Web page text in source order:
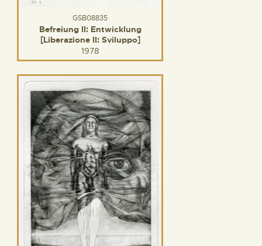
GSB08835
Befreiung II: Entwicklung
[Liberazione II: Sviluppo]
1978